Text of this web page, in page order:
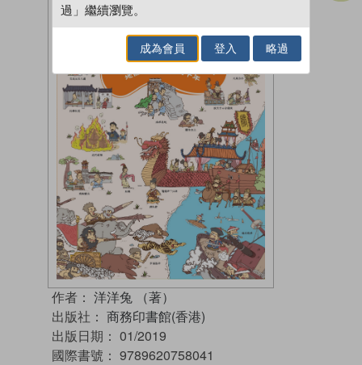
作者： 洋洋兔 （著）
出版社： 商務印書館(香港)
出版日期： 01/2019
國際書號： 9789620758041
過」繼續瀏覽。
成為會員 登入 略過